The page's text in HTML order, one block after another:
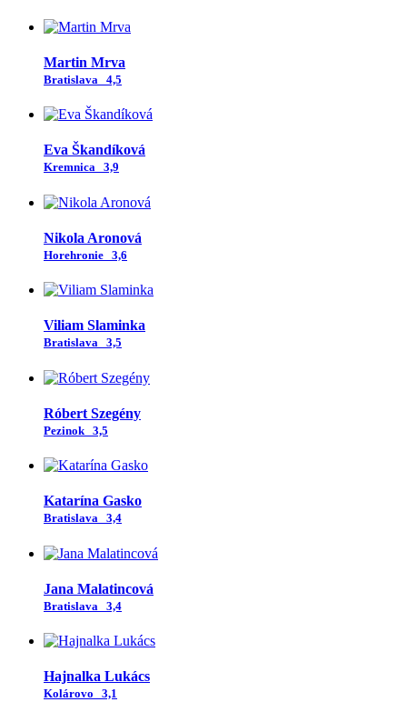
Martin Mrva
Bratislava 4,5
Eva Škandíková
Kremnica 3,9
Nikola Aronová
Horehronie 3,6
Viliam Slaminka
Bratislava 3,5
Róbert Szegény
Pezinok 3,5
Katarína Gasko
Bratislava 3,4
Jana Malatincová
Bratislava 3,4
Hajnalka Lukács
Kolárovo 3,1